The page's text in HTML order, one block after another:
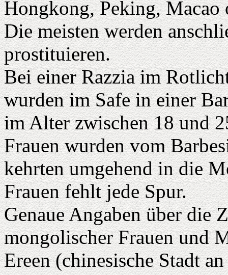
Hongkong, Peking, Macao
Die meisten werden
prostituieren.
Bei einer Razzia im
wurden im Safe in einer
im Alter zwischen 18 und
Frauen wurden vom
kehrten umgehend in die
Frauen fehlt jede Spur.
Genaue Angaben über die
mongolischer Frauen und
Ereen (chinesische Stadt